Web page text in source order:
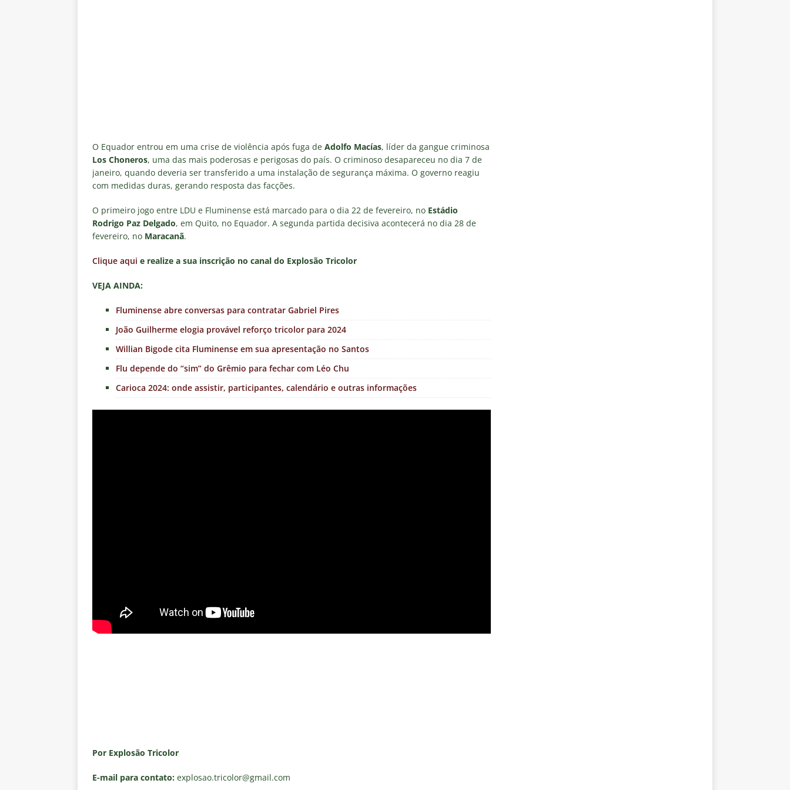
O Equador entrou em uma crise de violência após fuga de Adolfo Macías, líder da gangue criminosa
Los Choneros, uma das mais poderosas e perigosas do país. O criminoso desapareceu no dia 7 de
janeiro, quando deveria ser transferido a uma instalação de segurança máxima. O governo reagiu
com medidas duras, gerando resposta das facções.
O primeiro jogo entre LDU e Fluminense está marcado para o dia 22 de fevereiro, no Estádio
Rodrigo Paz Delgado, em Quito, no Equador. A segunda partida decisiva acontecerá no dia 28 de
fevereiro, no Maracanã.
Clique aqui e realize a sua inscrição no canal do Explosão Tricolor
VEJA AINDA:
Fluminense abre conversas para contratar Gabriel Pires
João Guilherme elogia provável reforço tricolor para 2024
Willian Bigode cita Fluminense em sua apresentação no Santos
Flu depende do “sim” do Grêmio para fechar com Léo Chu
Carioca 2024: onde assistir, participantes, calendário e outras informações
Por Explosão Tricolor
E-mail para contato: explosao.tricolor@gmail.com